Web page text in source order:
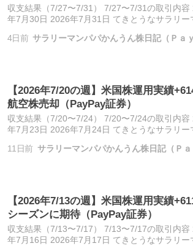
収支結果（7/27〜7/31） 7/27〜7/31の取引内
年7月30日 2026年7月31日 てきとうなサラリ
4日前 サラリーマンパパかんうん株日記（Ｐａ
【2026年7/20の週】米国株運用実績
航空株売却（PayPay証券）
収支結果（7/20〜7/24） 7/20〜7/24の取引内
年7月23日 2026年7月24日 てきとうなサラリ
11日前 サラリーマンパパかんうん株日記（Ｐａ
【2026年7/13の週】米国株運用実績
シーズンに期待（PayPay証券）
収支結果（7/13〜7/17） 7/13〜7/17の取引内
年7月16日 2026年7月17日 てきとうなサラリ